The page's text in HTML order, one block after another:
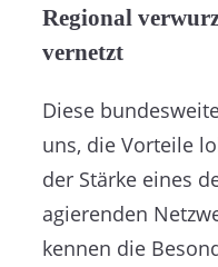
Regional
vernetzt
Diese
uns, die Vorteile
der Stärke eines
agierenden
kennen die